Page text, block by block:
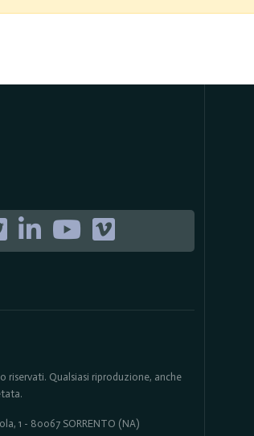
Qualsiasi riproduzione, anche
1 - 80067 SORRENTO (NA)